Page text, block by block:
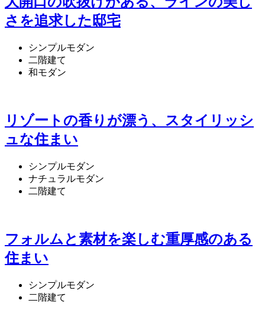
さを追求した邸宅
シンプルモダン
二階建て
和モダン
リゾートの香りが漂う、スタイリッシ
ュな住まい
シンプルモダン
ナチュラルモダン
二階建て
フォルムと素材を楽しむ重厚感のある
住まい
シンプルモダン
二階建て